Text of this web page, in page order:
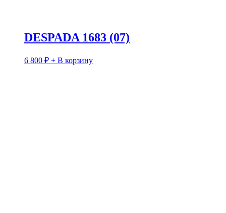
DESPADA 1683 (07)
6 800 ₽ + В корзину